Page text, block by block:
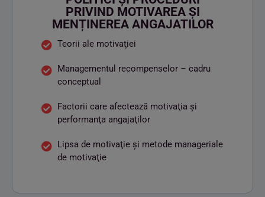
PRIVIND MOTIVAREA ȘI
MENȚINEREA ANGAJATILOR
Teorii ale motivaţiei
Managementul recompenselor – cadru
conceptual
Factorii care afectează motivaţia şi
performanţa angajaţilor
Lipsa de motivaţie şi metode manageriale
de motivaţie